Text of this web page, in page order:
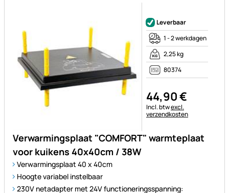
Verwarmingsplaat "COMFORT" warmteplaat
voor kuikens 40x40cm / 38W
Verwarmingsplaat 40 x 40cm
Hoogte variabel instelbaar
230V netadapter met 24V functioneringsspanning:
Leverbaar
1 - 2 werkdagen
2,25 kg
80374
44,90€
Belastinginformatie:
Incl. btwexcl.
verzendkosten